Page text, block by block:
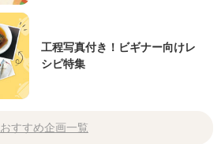
工程写真付き！ビギナー向けレ
シピ特集
おすすめ企画一覧